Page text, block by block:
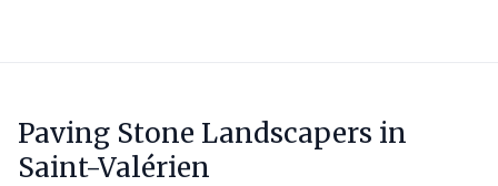
Paving Stone Landscapers in
Saint-Valérien